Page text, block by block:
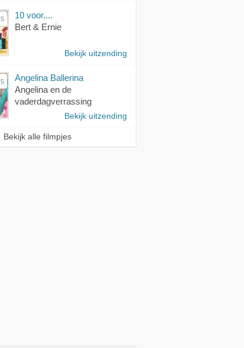
5
10 voor....
Bert & Ernie
Bekijk uitzending
5
Angelina Ballerina
Angelina en de
vaderdagverrassing
Bekijk uitzending
Bekijk alle filmpjes